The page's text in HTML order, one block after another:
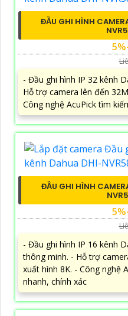
ĐẦU GHI HÌNH
- Đầu ghi hình IP 32 kênh
Hỗ trợ camera lên đến
Công nghệ AcuPick tìm
ĐẦU GHI HÌNH
- Đầu ghi hình IP 16 kênh
thông minh. - Hỗ trợ
xuất hình 8K. - Công nghệ
nhanh, chính xác